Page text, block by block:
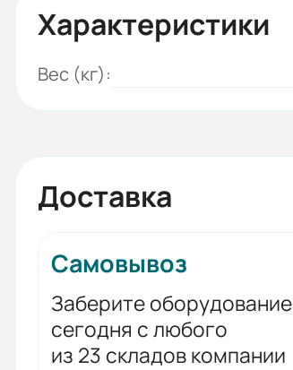
Характеристики
Вес (кг):
Доставка
Самовывоз
Заберите оборудование
сегодня с любого
из 23 складов компании